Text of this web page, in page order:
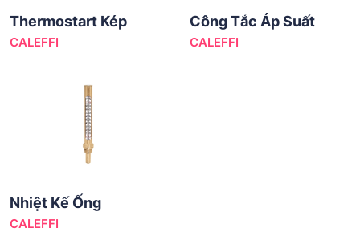
Thermostart Kép
CALEFFI
Công Tắc Áp Suất
CALEFFI
Nhiệt Kế Ống
CALEFFI